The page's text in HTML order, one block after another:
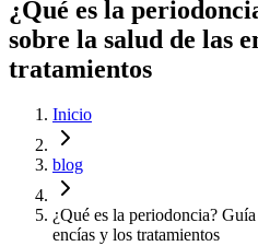
¿Qué es la
sobre la salud de las
tratamientos
Inicio
blog
¿Qué es la periodoncia?
encías y los tratamientos